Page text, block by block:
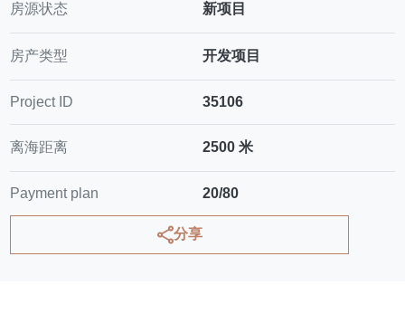
房源状态 新项目
房产类型 开发项目
Project ID 35106
离海距离 2500 米
Payment plan 20/80
分享